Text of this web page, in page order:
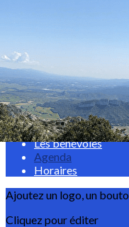
Menu
<
>
Présentation du
Les bénévoles
Agenda
Horaires
Ajoutez un logo, un
Cliquez pour éditer